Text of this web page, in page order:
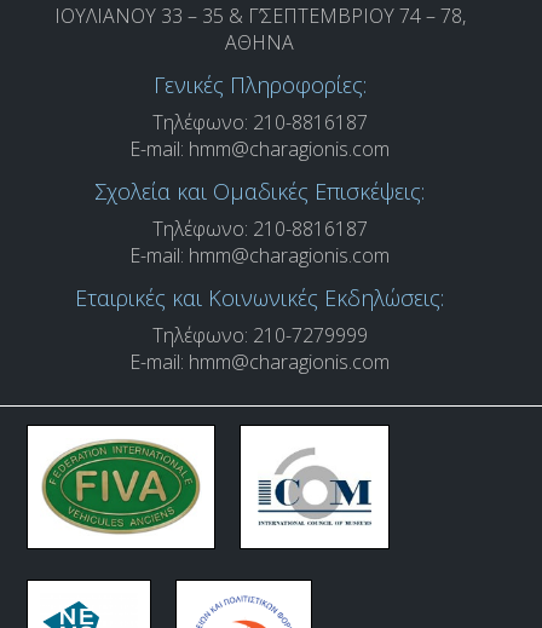
ΙΟΥΛΙΑΝΟΥ 33 – 35 & Γ’ΣΕΠΤΕΜΒΡΙΟΥ 74 – 78,
ΑΘΗΝΑ
Γενικές Πληροφορίες:
Τηλέφωνο: 210-8816187
E-mail: hmm@charagionis.com
Σχολεία και Ομαδικές Επισκέψεις:
Τηλέφωνο: 210-8816187
E-mail: hmm@charagionis.com
Εταιρικές και Κοινωνικές Εκδηλώσεις:
Τηλέφωνο: 210-7279999
E-mail: hmm@charagionis.com